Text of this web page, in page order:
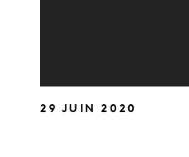
29 JUIN 2020